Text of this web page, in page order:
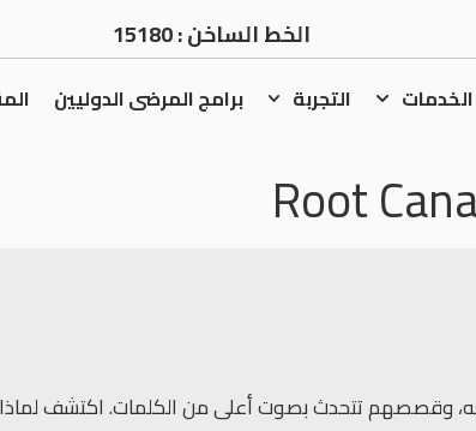
الخط الساخن :15180
الخدمات التجربة برامج المرضى الدوليين
Root
تتحدث بصوت أعلى من الكلمات. اكتشف لماذا